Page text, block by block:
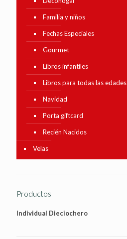
Familia y niños
Fechas Especiales
Gourmet
Libros infantiles
Libros para todas las edades
Navidad
Porta giftcard
Recién Nacidos
Velas
Productos
Individual Dieciochero